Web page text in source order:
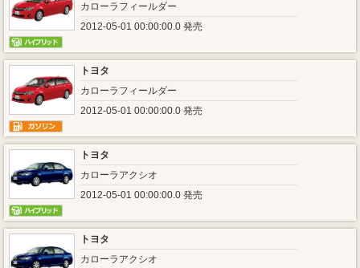
カローラフィールダー
2012-05-01 00:00:00.0 発売
トヨタ
カローラフィールダー
2012-05-01 00:00:00.0 発売
トヨタ
カローラアクシオ
2012-05-01 00:00:00.0 発売
トヨタ
カローラアクシオ